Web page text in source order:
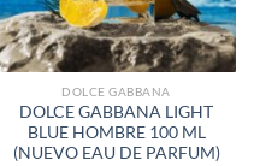
DOLCE GABBANA
DOLCE GABBANA LIGHT
BLUE HOMBRE 100 ML
(NUEVO EAU DE PARFUM)